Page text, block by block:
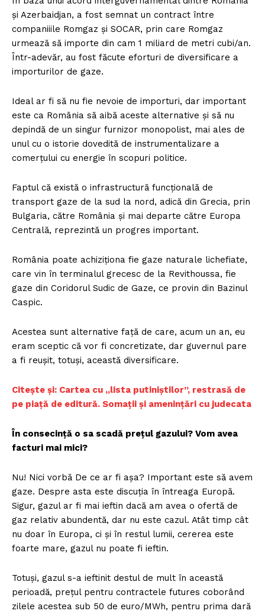
FREEDOM HOUSE ROMÂNIA
PRESShub
Despre noi / Echipa
Proiecte editoriale
Rețea
Contact
și Azerbaidjan, a fost semnat un contract între
companiiile Romgaz și SOCAR, prin care Romgaz
urmează să importe din cam 1 miliard de metri cubi/an.
Într-adevăr, au fost făcute eforturi de diversificare a
importurilor de gaze.
Ideal ar fi să nu fie nevoie de importuri, dar important
este ca România să aibă aceste alternative și să nu
depindă de un singur furnizor monopolist, mai ales de
unul cu o istorie dovedită de instrumentalizare a
comerțului cu energie în scopuri politice.
Faptul că există o infrastructură funcțională de
transport gaze de la sud la nord, adică din Grecia, prin
Bulgaria, către România și mai departe către Europa
Centrală, reprezintă un progres important.
România poate achiziționa fie gaze naturale lichefiate,
care vin în terminalul grecesc de la Revithoussa, fie
gaze din Coridorul Sudic de Gaze, ce provin din Bazinul
Caspic.
Acestea sunt alternative față de care, acum un an, eu
eram sceptic că vor fi concretizate, dar guvernul pare
a fi reușit, totuși, această diversificare.
Citește și: Cartea cu „lista putiniștilor”, restrasă de
pe piață de editură. Somații și amenințări cu judecata
În consecință o sa scadă prețul gazului? Vom avea
facturi mai mici?
Nu! Nici vorbă De ce ar fi așa? Important este să avem
gaze. Despre asta este discuția în întreaga Europă.
Sigur, gazul ar fi mai ieftin dacă am avea o ofertă de
gaz relativ abundentă, dar nu este cazul. Atât timp cât
nu doar în Europa, ci și în restul lumii, cererea este
foarte mare, gazul nu poate fi ieftin.
Totuși, gazul s-a ieftinit destul de mult în această
perioadă, prețul pentru contractele futures coborând
zilele acestea sub 50 de euro/MWh, pentru prima dară